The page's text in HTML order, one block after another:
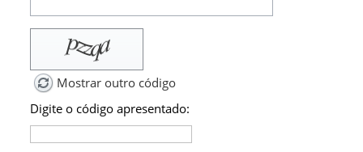
Mostrar outro código
Digite o código apresentado: